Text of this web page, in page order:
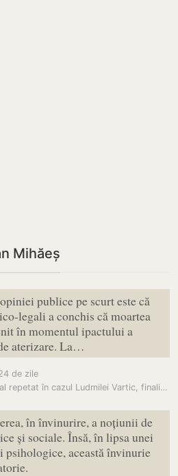
Mihăeș
publice pe scurt este că
legali a conchis că moartea
în momentul ipactului a
aterizare. La…
de zile
Raportul medico-legal repetat în cazul Ludmilei Vartic, finalizat:…
în învinurire, a noțiunii de
și sociale. Însă, în lipsa unei
psihologice, această învinurie